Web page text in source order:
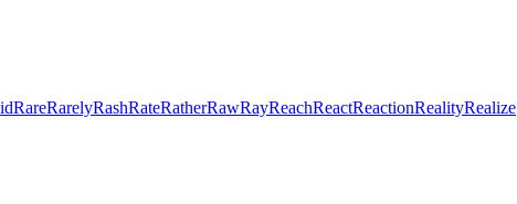
RareRarelyRashRateRatherRawRayReachReactReactionRealityRealize